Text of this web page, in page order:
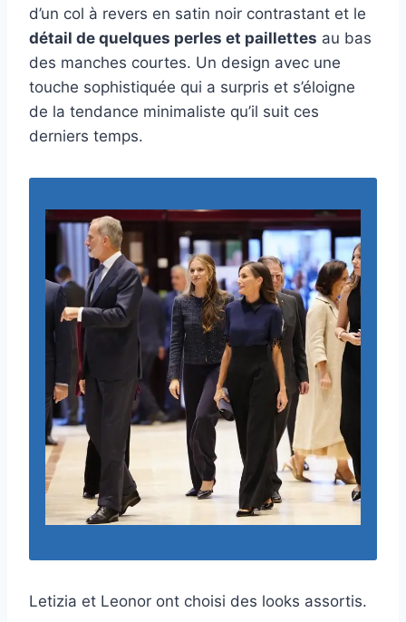
d’un col à revers en satin noir contrastant et le
détail de quelques perles et paillettes au bas
des manches courtes. Un design avec une
touche sophistiquée qui a surpris et s’éloigne
de la tendance minimaliste qu’il suit ces
derniers temps.
Letizia et Leonor ont choisi des looks assortis.